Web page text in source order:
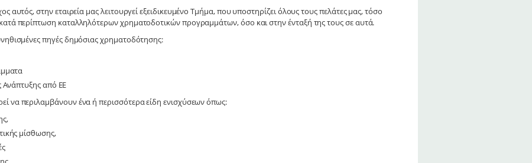
αυτός, στην εταιρεία μας λειτουργεί εξειδικευμένο Τμήμα, που υποστηρίζει όλους τους πελάτες μας, τόσο
περίπτωση καταλληλότερων χρηματοδοτικών προγραμμάτων, όσο και στην ένταξή της τους σε αυτά.
πηγές δημόσιας χρηματοδότησης:
Ανάπτυξης από ΕΕ
να περιλαμβάνουν ένα ή περισσότερα είδη ενισχύσεων όπως:
μίσθωσης,